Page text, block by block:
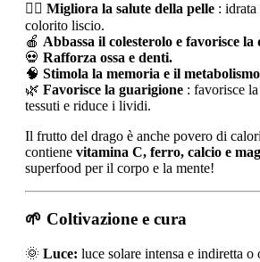
💆‍♀️ Migliora la salute della pelle :
colorito liscio.
🍎 Abbassa il colesterolo e favorisce la
💀 Rafforza ossa e denti.
🧠 Stimola la memoria e il
🌿 Favorisce la guarigione : favorisce
tessuti e riduce i lividi.
Il frutto del drago è anche povero di
contiene vitamina C, ferro, calcio e
superfood per il corpo e la mente!
🌱 Coltivazione e cura
🌞 Luce: luce solare intensa e indiretta o